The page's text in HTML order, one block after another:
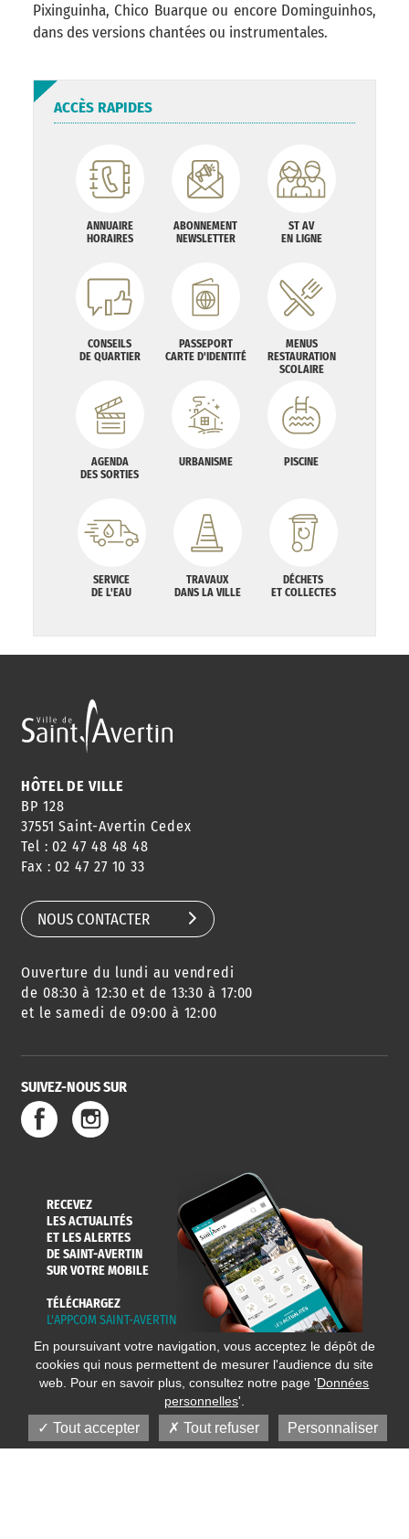
Pixinguinha, Chico Buarque ou encore Dominguinhos,
dans des versions chantées ou instrumentales.
ACCÈS RAPIDES
ANNUAIRE
HORAIRES
ABONNEMENT
NEWSLETTER
ST AV
EN LIGNE
CONSEILS
DE QUARTIER
PASSEPORT
CARTE D'IDENTITÉ
MENUS
RESTAURATION
SCOLAIRE
AGENDA
DES SORTIES
URBANISME PISCINE
SERVICE
DE L'EAU
TRAVAUX
DANS LA VILLE
DÉCHETS
ET COLLECTES
HÔTEL DE VILLE
BP 128
37551 Saint-Avertin Cedex
Tel : 02 47 48 48 48
Fax : 02 47 27 10 33
NOUS CONTACTER
Ouverture du lundi au vendredi
de 08:30 à 12:30 et de 13:30 à 17:00
et le samedi de 09:00 à 12:00
SUIVEZ-NOUS SUR
RECEVEZ
LES ACTUALITÉS
ET LES ALERTES
DE SAINT-AVERTIN
SUR VOTRE MOBILE
TÉLÉCHARGEZ
L'APPCOM SAINT-AVERTIN
En poursuivant votre navigation, vous acceptez le dépôt de
cookies qui nous permettent de mesurer l'audience du site
web. Pour en savoir plus, consultez notre page 'Données
personnelles'.
Tout accepter Tout refuser Personnaliser